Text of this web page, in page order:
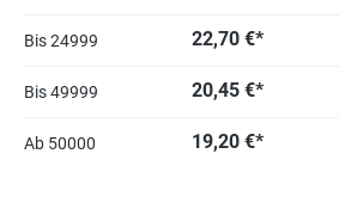
Bis24999 22,70 €*
Bis49999 20,45 €*
Ab 50000 19,20 €*